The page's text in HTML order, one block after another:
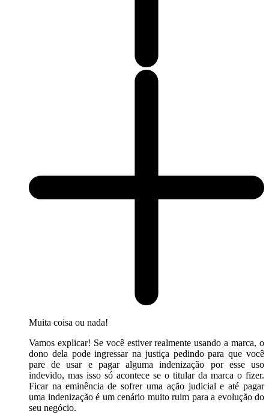
Muita coisa ou nada!
Vamos explicar! Se você estiver realmente usando a marca, o
dono dela pode ingressar na justiça pedindo para que você
pare de usar e pagar alguma indenização por esse uso
indevido, mas isso só acontece se o titular da marca o fizer.
Ficar na eminência de sofrer uma ação judicial e até pagar
uma indenização é um cenário muito ruim para a evolução do
seu negócio.